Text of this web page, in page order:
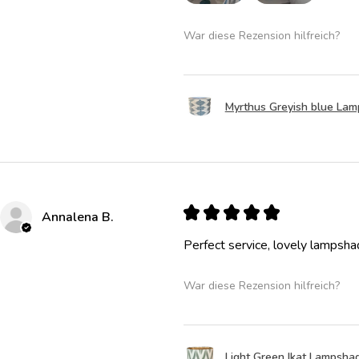
War diese Rezension hilfreich?
Myrthus Greyish blue
Annalena B. ★ ★ ★ ★ ★
Perfect service, lovely
War diese Rezension hilfreich?